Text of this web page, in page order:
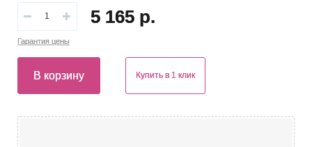
Гарантия цены
5 165 р.
В корзину Купить в 1 клик